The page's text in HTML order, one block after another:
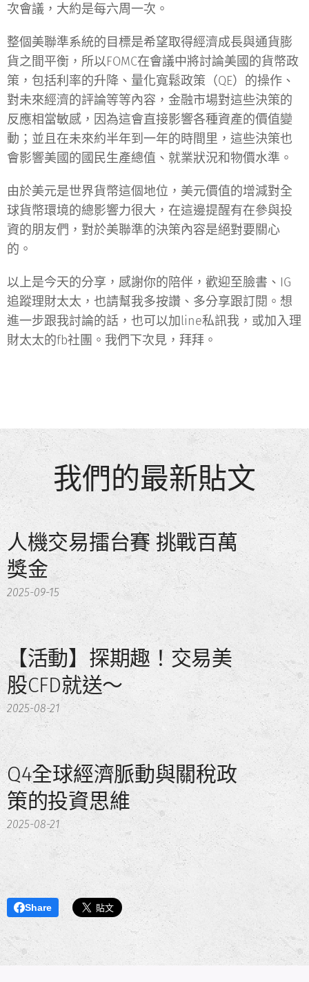
次會議，大約是每六周一次。
整個美聯準系統的目標是希望取得經濟成長與通貨膨
貨之間平衡，所以FOMC在會議中將討論美國的貨幣政
策，包括利率的升降、量化寬鬆政策（QE）的操作、
對未來經濟的評論等等內容，金融市場對這些決策的
反應相當敏感，因為這會直接影響各種資產的價值變
動；並且在未來約半年到一年的時間里，這些決策也
會影響美國的國民生產總值、就業狀況和物價水準。
由於美元是世界貨幣這個地位，美元價值的增減對全
球貨幣環境的總影響力很大，在這邊提醒有在參與投
資的朋友們，對於美聯準的決策內容是絕對要關心
的。
以上是今天的分享，感謝你的陪伴，歡迎至臉書、IG
追蹤理財太太，也請幫我多按讚、多分享跟訂閱。想
進一步跟我討論的話，也可以加line私訊我，或加入理
財太太的fb社團。我們下次見，拜拜。
我們的最新貼文
人機交易擂台賽 挑戰百萬
獎金
2025-09-15
【活動】探期趣！交易美
股CFD就送～
2025-08-21
Q4全球經濟脈動與關稅政
策的投資思維
2025-08-21
Share